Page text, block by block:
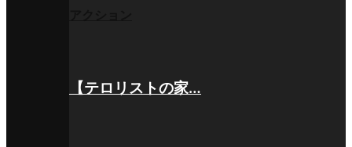
【テロリストの家…